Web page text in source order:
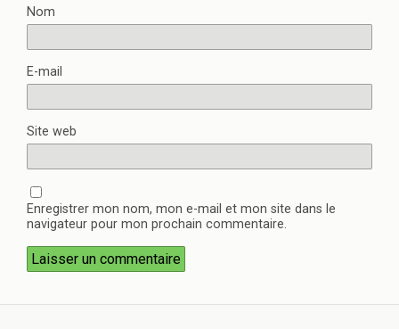
Nom
E-mail
Site web
Enregistrer mon nom, mon e-mail et mon site dans le
navigateur pour mon prochain commentaire.